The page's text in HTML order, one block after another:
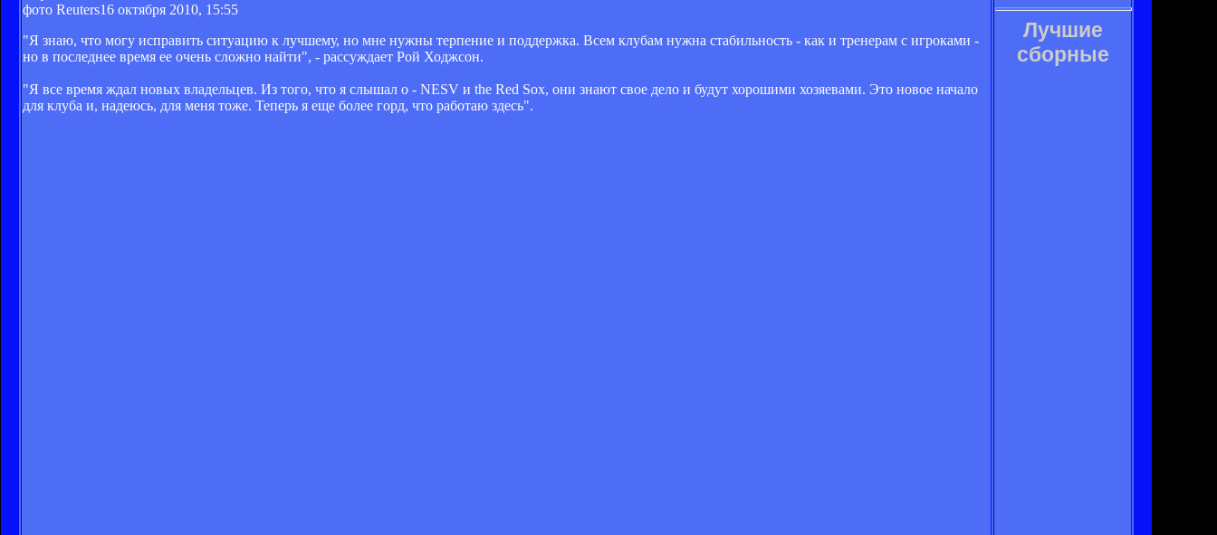
фото Reuters16 октября 2010, 15:55
"Я знаю, что могу исправить ситуацию к лучшему, но мне нужны терпение и поддержка. Всем клубам нужна стабильность - как и тренерам с игроками -
но в последнее время ее очень сложно найти", - рассуждает Рой Ходжсон.
"Я все время ждал новых владельцев. Из того, что я слышал о - NESV и the Red Sox, они знают свое дело и будут хорошими хозяевами. Это новое начало
для клуба и, надеюсь, для меня тоже. Теперь я еще более горд, что работаю здесь".
Лучшие
сборные